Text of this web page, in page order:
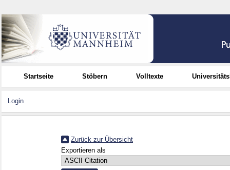
Startseite Stöbern Volltexte
Login
Zurück zur Übersicht
Exportieren als